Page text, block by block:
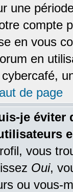
une
compte
en vous
en
de page
je éviter
vous
Oui,
ou vous-